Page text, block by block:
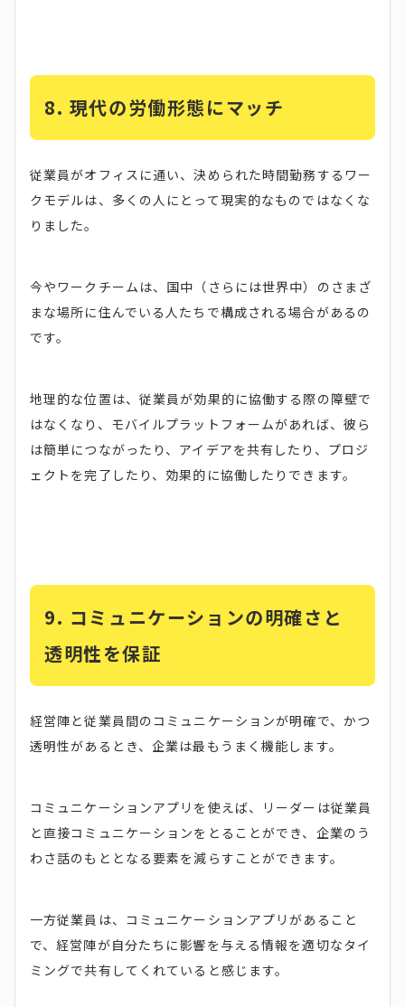
8. 現代の労働形態にマッチ
従業員がオフィスに通い、決められた時間勤務するワー
クモデルは、多くの人にとって現実的なものではなくな
りました。
今やワークチームは、国中（さらには世界中）のさまざ
まな場所に住んでいる人たちで構成される場合があるの
です。
地理的な位置は、従業員が効果的に協働する際の障壁で
はなくなり、モバイルプラットフォームがあれば、彼ら
は簡単につながったり、アイデアを共有したり、プロジ
ェクトを完了したり、効果的に協働したりできます。
9. コミュニケーションの明確さと
透明性を保証
経営陣と従業員間のコミュニケーションが明確で、かつ
透明性があるとき、企業は最もうまく機能します。
コミュニケーションアプリを使えば、リーダーは従業員
と直接コミュニケーションをとることができ、企業のう
わさ話のもととなる要素を減らすことができます。
一方従業員は、コミュニケーションアプリがあること
で、経営陣が自分たちに影響を与える情報を適切なタイ
ミングで共有してくれていると感じます。